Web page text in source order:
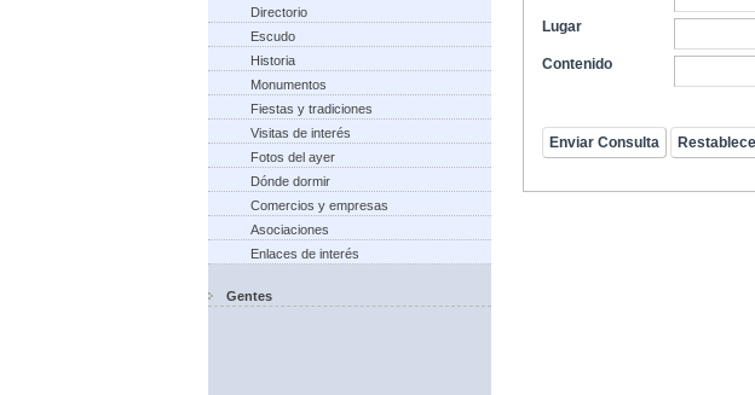
Directorio
Escudo
Historia
Monumentos
Fiestas y tradiciones
Visitas de interés
Fotos del ayer
Dónde dormir
Comercios y empresas
Asociaciones
Enlaces de interés
Gentes
Lugar
Contenido